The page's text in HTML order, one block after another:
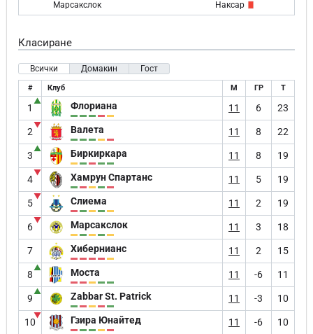
Марсакслок Наксар
Класиране
Всички Домакин Гост
# Клуб М ГР Т
1
▲ Флориана 11 6 23
2
▼ Валета 11 8 22
3
▲ Биркиркара 11 8 19
4
▼ Хамрун Спартанс 11 5 19
5
▼ Слиема 11 2 19
6
▼ Марсакслок 11 3 18
7 Хибернианс 11 2 15
8
▲ Моста 11 -6 11
9
▲ Zabbar St. Patrick 11 -3 10
10
▼ Гзира Юнайтед 11 -6 10